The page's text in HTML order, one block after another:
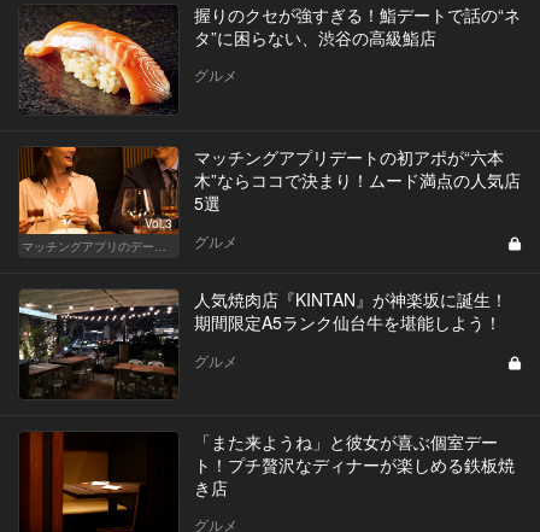
握りのクセが強すぎる！鮨デートで話の“ネ
タ”に困らない、渋谷の高級鮨店
グルメ
Vol.3
マッチングアプリデートの初アポが“六本
木”ならココで決まり！ムード満点の人気店
5選
グルメ
人気焼肉店『KINTAN』が神楽坂に誕生！
期間限定A5ランク仙台牛を堪能しよう！
グルメ
「また来ようね」と彼女が喜ぶ個室デー
ト！プチ贅沢なディナーが楽しめる鉄板焼
き店
グルメ